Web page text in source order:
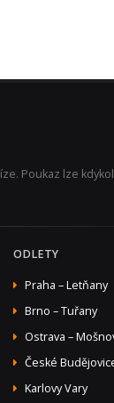
Poukaz lze
ODLETY
Praha – Letňany
Brno – Tuřany
Ostrava –
České
Karlovy Vary